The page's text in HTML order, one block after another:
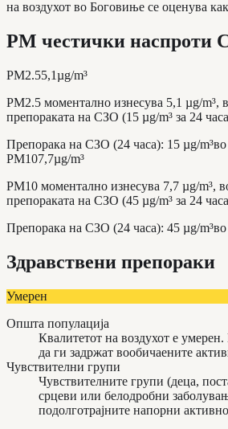
на воздухот во Боговиње се оценува
PM честички наспроти
PM2.55,1µg/m³
PM2.5 моментално изнесува 5,1 µg/m³,
препораката на СЗО (15 µg/m³ за 24
Препорака на СЗО (24 часа): 15 µg/m³
PM107,7µg/m³
PM10 моментално изнесува 7,7 µg/m³,
препораката на СЗО (45 µg/m³ за 24
Препорака на СЗО (24 часа): 45 µg/m³
Здравствени препораки
Умерен
Општа популација
Квалитетот на воздухот е
да ги задржат вообичаените
Чувствителни групи
Чувствителните групи (деца,
срцеви или белодробни
подолготрајните напорни